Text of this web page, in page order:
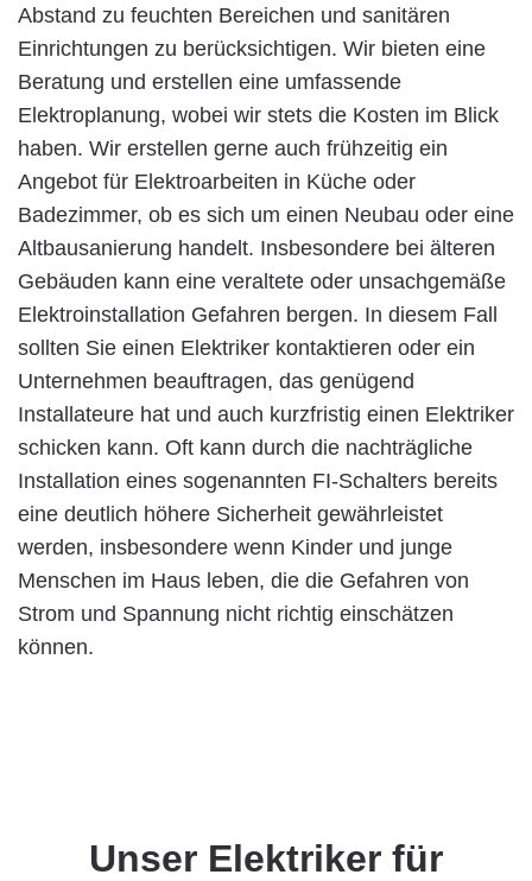
Abstand zu feuchten Bereichen und sanitären
Einrichtungen zu berücksichtigen. Wir bieten eine
Beratung und erstellen eine umfassende
Elektroplanung, wobei wir stets die Kosten im Blick
haben. Wir erstellen gerne auch frühzeitig ein
Angebot für Elektroarbeiten in Küche oder
Badezimmer, ob es sich um einen Neubau oder eine
Altbausanierung handelt. Insbesondere bei älteren
Gebäuden kann eine veraltete oder unsachgemäße
Elektroinstallation Gefahren bergen. In diesem Fall
sollten Sie einen Elektriker kontaktieren oder ein
Unternehmen beauftragen, das genügend
Installateure hat und auch kurzfristig einen Elektriker
schicken kann. Oft kann durch die nachträgliche
Installation eines sogenannten FI-Schalters bereits
eine deutlich höhere Sicherheit gewährleistet
werden, insbesondere wenn Kinder und junge
Menschen im Haus leben, die die Gefahren von
Strom und Spannung nicht richtig einschätzen
können.
Unser Elektriker für